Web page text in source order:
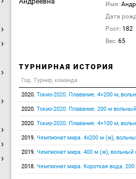
Имя:
Дата
Рост: 182
Вес: 65
ТУРНИРНАЯ ИСТОРИЯ
Год. Турнир, команда
2020. Токио-2020. Плавание. 4×200 м,
2020. Токио-2020. Плавание. 200 м
2020. Токио-2020. Плавание. 4×100 м,
2019. Чемпионат мира. 4x200 м (ж),
2019. Чемпионат мира. 400 м (ж), вольный
2018. Чемпионат мира. Короткая вода.